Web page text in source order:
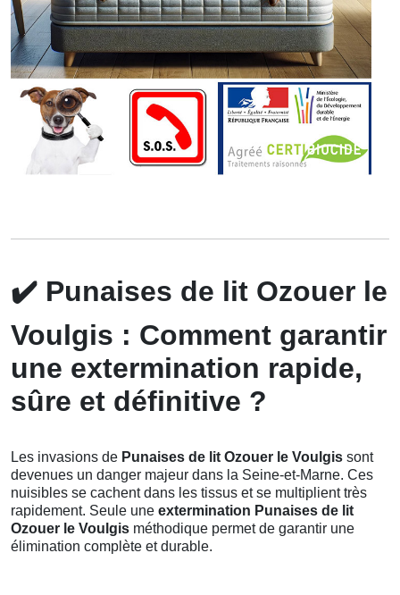
✔️ Punaises de lit Ozouer le
Voulgis : Comment garantir
une extermination rapide,
sûre et définitive ?
Les invasions de Punaises de lit Ozouer le Voulgis sont
devenues un danger majeur dans la Seine-et-Marne. Ces
nuisibles se cachent dans les tissus et se multiplient très
rapidement. Seule une extermination Punaises de lit
Ozouer le Voulgis méthodique permet de garantir une
élimination complète et durable.